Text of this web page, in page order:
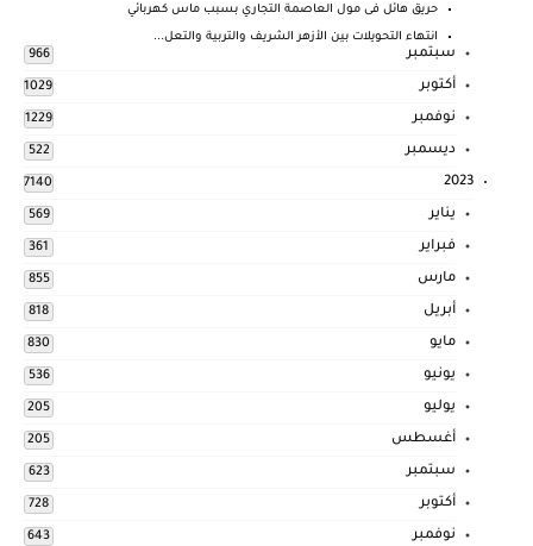
حريق هائل فى مول العاصمة التجاري بسبب ماس كهربائي
انتهاء التحويلات بين الأزهر الشريف والتربية والتعل...
سبتمبر 966
أكتوبر 1029
نوفمبر 1229
ديسمبر 522
2023
7140
يناير 569
فبراير 361
مارس 855
أبريل 818
مايو 830
يونيو 536
يوليو 205
أغسطس 205
سبتمبر 623
أكتوبر 728
نوفمبر 643